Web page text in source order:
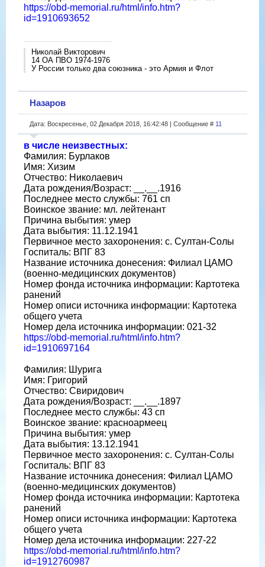
https://obd-memorial.ru/html/info.htm?
id=1910693652
Николай Викторович
14 ОА ПВО 1974-1976
У России только два союзника - это Армия и Флот
Назаров
Дата: Воскресенье, 02 Декабря 2018, 16:42:48 | Сообщение # 11
в числе неизвестных:
Фамилия: Бурлаков
Имя: Хизим
Отчество: Николаевич
Дата рождения/Возраст: __.__.1916
Последнее место службы: 761 сп
Воинское звание: мл. лейтенант
Причина выбытия: умер
Дата выбытия: 11.12.1941
Первичное место захоронения: с. Султан-Солы
Госпиталь: ВПГ 83
Название источника донесения: Филиал ЦАМО
(военно-медицинских документов)
Номер фонда источника информации: Картотека
ранений
Номер описи источника информации: Картотека
общего учета
Номер дела источника информации: 021-32
https://obd-memorial.ru/html/info.htm?
id=1910697164
Фамилия: Шурига
Имя: Григорий
Отчество: Свиридович
Дата рождения/Возраст: __.__.1897
Последнее место службы: 43 сп
Воинское звание: красноармеец
Причина выбытия: умер
Дата выбытия: 13.12.1941
Первичное место захоронения: с. Султан-Солы
Госпиталь: ВПГ 83
Название источника донесения: Филиал ЦАМО
(военно-медицинских документов)
Номер фонда источника информации: Картотека
ранений
Номер описи источника информации: Картотека
общего учета
Номер дела источника информации: 227-22
https://obd-memorial.ru/html/info.htm?
id=1912760987